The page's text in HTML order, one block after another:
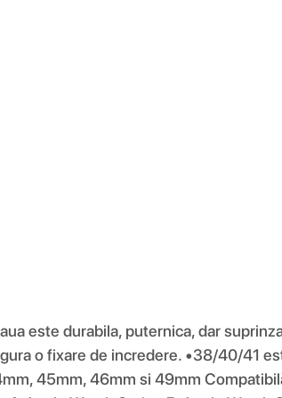
este durabila, puternica, dar
o fixare de incredere. •38/40/41
45mm, 46mm si 49mm